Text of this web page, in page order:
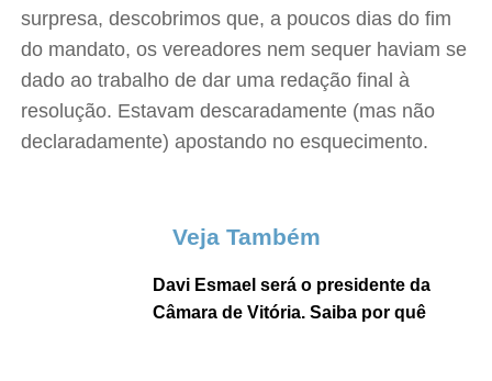
surpresa, descobrimos que, a poucos dias do fim
do mandato, os vereadores nem sequer haviam se
dado ao trabalho de dar uma redação final à
resolução. Estavam descaradamente (mas não
declaradamente) apostando no esquecimento.
Veja Também
Davi Esmael será o presidente da
Câmara de Vitória. Saiba por quê